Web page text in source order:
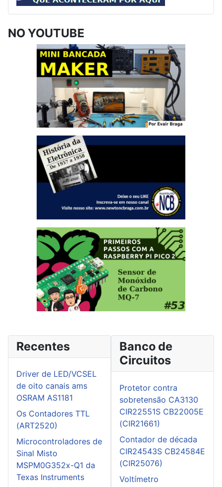
NO YOUTUBE
Recentes
Driver de LED/VCSEL
de oito canais ams
OSRAM AS1181
Os Contadores TTL
(ART2520)
Microcontroladores de
Sinal Misto
MSPM0G352x-Q1 da
Texas Instruments
Banco de
Circuitos
Protetor contra
sobretensão CA3130
CIR22551S CB22005E
(CIR21661)
Contador de década
CIR24543S CB24584E
(CIR25076)
Voltímetro